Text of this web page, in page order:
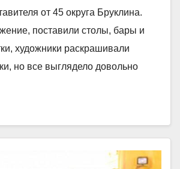
от 45 округа Бруклина.
поставили столы, бары и
художники раскрашивали
но все выглядело довольно